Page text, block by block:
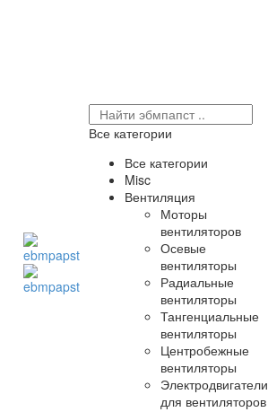
Все категории
Все категории
Misc
Вентиляция
Моторы
вентиляторов
Осевые
вентиляторы
Радиальные
вентиляторы
Тангенциальные
вентиляторы
Центробежные
вентиляторы
Электродвигатели
для вентиляторов